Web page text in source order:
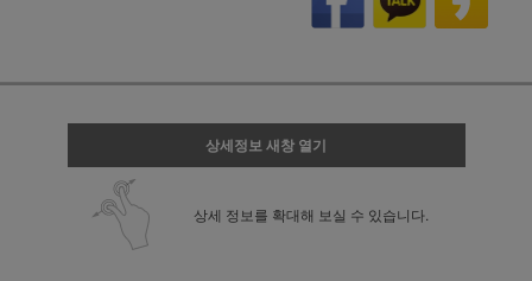
상세정보 새창 열기
상세 정보를 확대해 보실 수 있습니다.